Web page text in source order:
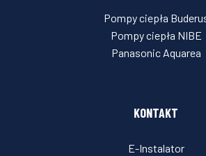
Pompy ciepła
Pompy ciepła NIBE
Panasonic Aquarea
KONTAKT
E-Instalator